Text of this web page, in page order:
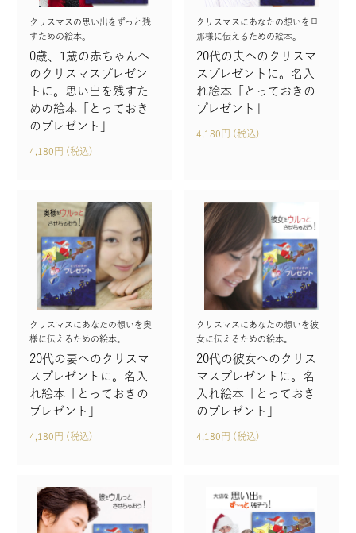
クリスマスの思い出をずっと残
すための絵本。
0歳、1歳の赤ちゃんへ
のクリスマスプレゼン
トに。思い出を残すた
めの絵本「とっておき
のプレゼント」
4,180円 (税込)
クリスマスにあなたの想いを旦
那様に伝えるための絵本。
20代の夫へのクリスマ
スプレゼントに。名入
れ絵本「とっておきの
プレゼント」
4,180円 (税込)
クリスマスにあなたの想いを奥
様に伝えるための絵本。
20代の妻へのクリスマ
スプレゼントに。名入
れ絵本「とっておきの
プレゼント」
4,180円 (税込)
クリスマスにあなたの想いを彼
女に伝えるための絵本。
20代の彼女へのクリス
マスプレゼントに。名
入れ絵本「とっておき
のプレゼント」
4,180円 (税込)